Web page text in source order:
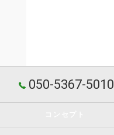
050-5367-5010